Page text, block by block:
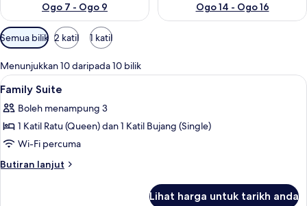
Ogo 7 - Ogo 9
Ogo 14 - Ogo 16
Penapis
yang
tersedia
untuk
bilik
Semua bilik 2 katil 1 katil
Menunjukkan 10 daripada 10 bilik
Lihat
semua
foto
untuk
Family
Suite
Family Suite | Peralatan tempat
7
Family Suite
Boleh menampung 3
1 Katil Ratu (Queen) dan 1 Katil Bujang (Single)
Wi-Fi percuma
Butiran lanjut
Butiran
Lihat harga untuk tarikh anda